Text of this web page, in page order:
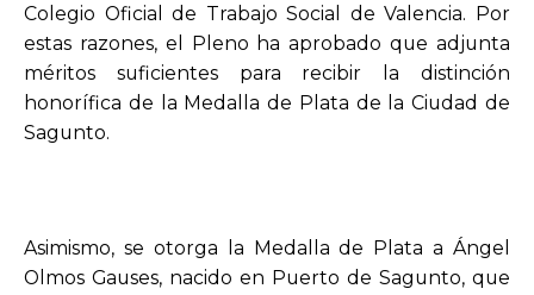
Colegio Oficial de Trabajo Social de Valencia. Por
estas razones, el Pleno ha aprobado que adjunta
méritos suficientes para recibir la distinción
honorífica de la Medalla de Plata de la Ciudad de
Sagunto.
Asimismo, se otorga la Medalla de Plata a Ángel
Olmos Gauses, nacido en Puerto de Sagunto, que